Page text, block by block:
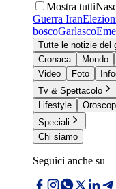
Mostra tutti
Guerra Iran
boscoGarlasco
Tutte le notizie del
Cronaca
Mondo
Video
Foto
Tv & Spettacolo
Lifestyle
Speciali
Chi siamo
Seguici anche su